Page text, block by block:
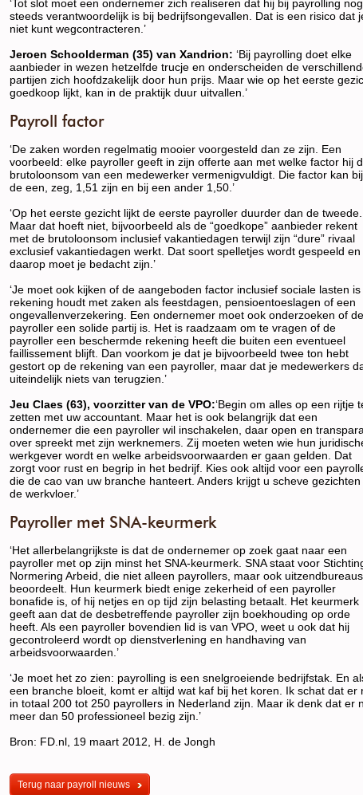
‘Tot slot moet een ondernemer zich realiseren dat hij bij payrolling nog
steeds verantwoordelijk is bij bedrijfsongevallen. Dat is een risico dat
niet kunt wegcontracteren.’
Jeroen Schoolderman (35) van Xandrion: ‘Bij payrolling doet elke
aanbieder in wezen hetzelfde trucje en onderscheiden de
partijen zich hoofdzakelijk door hun prijs. Maar wie op het eerste
goedkoop lijkt, kan in de praktijk duur uitvallen.’
Payroll factor
‘De zaken worden regelmatig mooier voorgesteld dan ze zijn. Een
voorbeeld: elke payroller geeft in zijn offerte aan met welke factor hij
brutoloonsom van een medewerker vermenigvuldigt. Die factor kan bij
de een, zeg, 1,51 zijn en bij een ander 1,50.’
‘Op het eerste gezicht lijkt de eerste payroller duurder dan de tweede.
Maar dat hoeft niet, bijvoorbeeld als de “goedkope” aanbieder rekent
met de brutoloonsom inclusief vakantiedagen terwijl zijn “dure” rivaal
exclusief vakantiedagen werkt. Dat soort spelletjes wordt gespeeld en
daarop moet je bedacht zijn.’
‘Je moet ook kijken of de aangeboden factor inclusief sociale lasten is
rekening houdt met zaken als feestdagen, pensioentoeslagen of een
ongevallenverzekering. Een ondernemer moet ook onderzoeken of de
payroller een solide partij is. Het is raadzaam om te vragen of de
payroller een beschermde rekening heeft die buiten een eventueel
faillissement blijft. Dan voorkom je dat je bijvoorbeeld twee ton hebt
gestort op de rekening van een payroller, maar dat je medewerkers
uiteindelijk niets van terugzien.’
Jeu Claes (63), voorzitter van de VPO:‘Begin om alles op een rijtje
zetten met uw accountant. Maar het is ook belangrijk dat een
ondernemer die een payroller wil inschakelen, daar open en
over spreekt met zijn werknemers. Zij moeten weten wie hun
werkgever wordt en welke arbeidsvoorwaarden er gaan gelden. Dat
zorgt voor rust en begrip in het bedrijf. Kies ook altijd voor een
die de cao van uw branche hanteert. Anders krijgt u scheve gezichten
de werkvloer.’
Payroller met SNA-keurmerk
‘Het allerbelangrijkste is dat de ondernemer op zoek gaat naar een
payroller met op zijn minst het SNA-keurmerk. SNA staat voor
Normering Arbeid, die niet alleen payrollers, maar ook uitzendbureaus
beoordeelt. Hun keurmerk biedt enige zekerheid of een payroller
bonafide is, of hij netjes en op tijd zijn belasting betaalt. Het keurmerk
geeft aan dat de desbetreffende payroller zijn boekhouding op orde
heeft. Als een payroller bovendien lid is van VPO, weet u ook dat hij
gecontroleerd wordt op dienstverlening en handhaving van
arbeidsvoorwaarden.’
‘Je moet het zo zien: payrolling is een snelgroeiende bedrijfstak. En
een branche bloeit, komt er altijd wat kaf bij het koren. Ik schat dat er
in totaal 200 tot 250 payrollers in Nederland zijn. Maar ik denk dat er
meer dan 50 professioneel bezig zijn.’
Bron: FD.nl, 19 maart 2012, H. de Jongh
Terug naar payroll nieuws